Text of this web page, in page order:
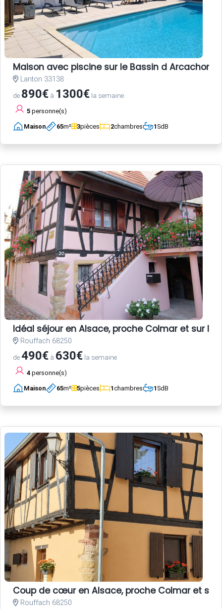
Maison avec piscine sur le Bassin d Arcachon
Lanton 33138
de 890€ à 1300€ la semaine
5 personne(s)
Maison 65m² 3pièces 2chambres 1SdB
Idéal séjour en Alsace, proche Colmar et sur la
Rouffach 68250
de490€ à 630€ la semaine
4 personne(s)
Maison 65m² 5pièces 1chambres 1SdB
Coup de cœur en Alsace, proche Colmar et
Rouffach 68250